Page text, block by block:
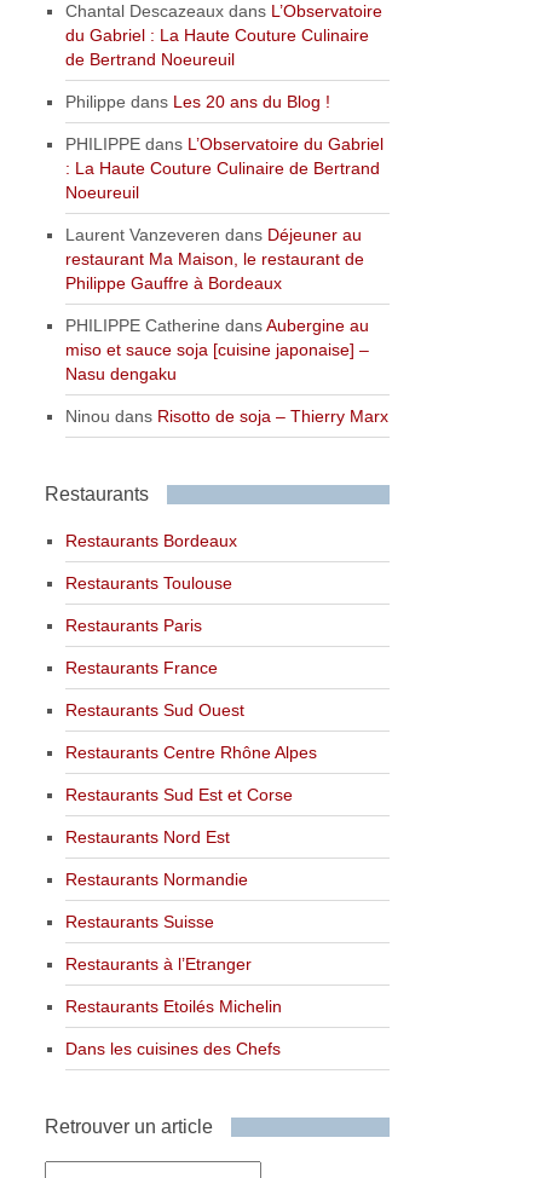
Chantal Descazeaux dans L’Observatoire
du Gabriel : La Haute Couture Culinaire
de Bertrand Noeureuil
Philippe dans Les 20 ans du Blog !
PHILIPPE dans L’Observatoire du Gabriel
: La Haute Couture Culinaire de Bertrand
Noeureuil
Laurent Vanzeveren dans Déjeuner au
restaurant Ma Maison, le restaurant de
Philippe Gauffre à Bordeaux
PHILIPPE Catherine dansAubergine au
miso et sauce soja [cuisine japonaise] –
Nasu dengaku
Ninou dans Risotto de soja – Thierry Marx
Restaurants
Restaurants Bordeaux
Restaurants Toulouse
Restaurants Paris
Restaurants France
Restaurants Sud Ouest
Restaurants Centre Rhône Alpes
Restaurants Sud Est et Corse
Restaurants Nord Est
Restaurants Normandie
Restaurants Suisse
Restaurants à l’Etranger
Restaurants Etoilés Michelin
Dans les cuisines des Chefs
Retrouver un article